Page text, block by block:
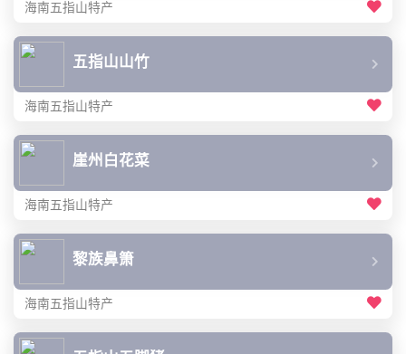
海南五指山特产
五指山山竹
海南五指山特产
崖州白花菜
海南五指山特产
黎族鼻箫
海南五指山特产